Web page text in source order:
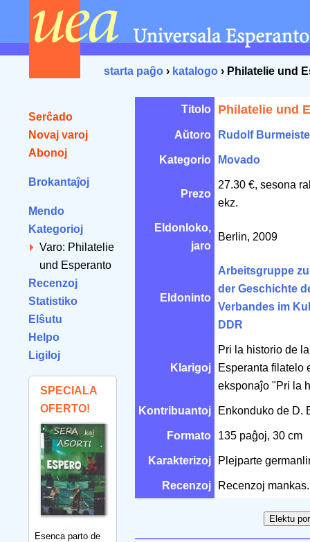
starta paĝo › katalogo › Philatelie und
Serĉado
Novaj varoj
Abonoj
Brokantaĵoj
Mendo
Kategorioj
Varo: Philatelie
und Esperanto
Recenzoj
Statistiko
Elŝutu
Helpo
Ligiloj
SPECIALA
OFERTO!
Esenca parto de
Titolo Philatelie und
Aŭtoro Rudolf
Kategorio Movado
Prezo
27.30 €, sesona
ekz.
Eldonloko,
jaro
Berlin, 2009
Eldoninto
Arbeitsgruppe
der Geschichte
Verbandes im
DDR
Klarigoj
Pri la historio de
Esperanta filatelo
eksponaĵo "Pri la
Kontribuantoj Enkonduko de D.
Formato 135 paĝoj, 30 cm
Karakterizoj Plejparte
Recenzoj Recenzoj mankas.